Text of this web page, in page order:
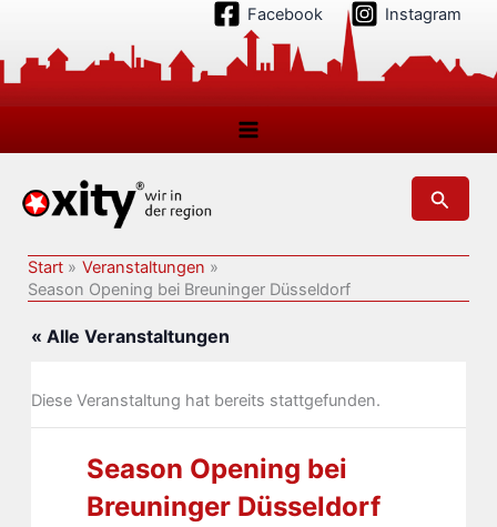
springen
Facebook Instagram
Suchen
Start
Veranstaltungen
Season Opening bei Breuninger Düsseldorf
« Alle Veranstaltungen
Diese Veranstaltung hat bereits stattgefunden.
Season Opening bei
Breuninger Düsseldorf